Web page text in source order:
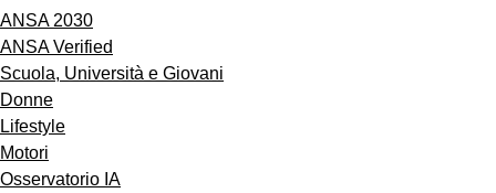
ANSA 2030
ANSA Verified
Scuola, Università e Giovani
Donne
Lifestyle
Motori
Osservatorio IA